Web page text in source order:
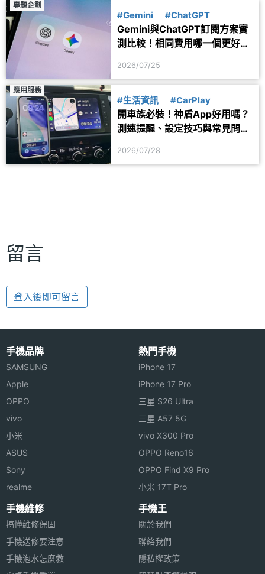
專題企劃
#Gemini #ChatGPT
Gemini與ChatGPT訂閱方案實
測比較！相同費用哪一個更好
2026/07/25
應用服務
#生活資訊 #CarPlay
開車族必裝！神盾App好用嗎？
測速提醒、設定技巧與常見問題
2026/07/28
留言
登入後即可留言
手機品牌
SAMSUNG
Apple
OPPO
vivo
小米
ASUS
Sony
realme
熱門手機
iPhone 17
iPhone 17 Pro
三星 S26 Ultra
三星 A57 5G
vivo X300 Pro
OPPO Reno16
OPPO Find X9 Pro
小米 17T Pro
手機維修
搞懂維修保固
手機送修要注意
手機泡水怎麼救
手機王
關於我們
聯絡我們
隱私權政策